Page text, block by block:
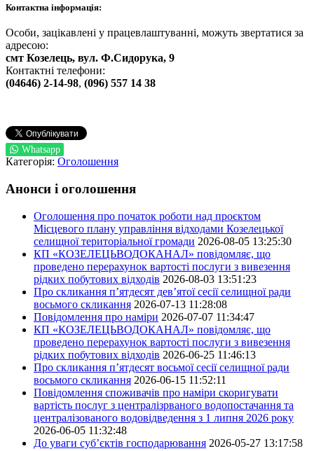
Контактна інформація:
Особи, зацікавлені у працевлаштуванні, можуть звертатися за
адресою:
смт Козелець, вул. Ф.Сидорука, 9
Контактні телефони:
(04646) 2-14-98, (096) 557 14 38
Whatsapp
Категорія: Оголошення
Анонси і оголошення
Оголошення про початок роботи над проєктом
Місцевого плану управління відходами Козелецької
селищної територіальної громади 2026-08-05 13:25:30
КП «КОЗЕЛЕЦЬВОДОКАНАЛ» повідомляє, що
проведено перерахунок вартості послуги з вивезення
рідких побутових відходів 2026-08-03 13:51:23
Про скликання п’ятдесят дев’ятої сесії селищної ради
восьмого скликання 2026-07-13 11:28:08
Повідомлення про наміри 2026-07-07 11:34:47
КП «КОЗЕЛЕЦЬВОДОКАНАЛ» повідомляє, що
проведено перерахунок вартості послуги з вивезення
рідких побутових відходів 2026-06-25 11:46:13
Про скликання п’ятдесят восьмої сесії селищної ради
восьмого скликання 2026-06-15 11:52:11
Повідомлення споживачів про наміри скоригувати
вартість послуг з централізрваного водопостачання та
централізованого водовідведення з 1 липня 2026 року
2026-06-05 11:32:48
До уваги суб’єктів господарювання 2026-05-27 13:17:58